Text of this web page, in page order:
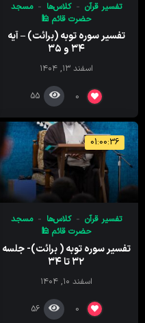
تفسیر قرآن کلاس‌ها
مسجد
حضرت قائم 🕌
تفسیر سوره توبه (برائت) – آیه
۳۴ و ۳۵
اسفند ۱۳, ۱۴۰۴
0
55
01:00:36
تفسیر قرآن کلاس‌ها
مسجد
حضرت قائم 🕌
تفسیر سوره توبه ( برائت)- جلسه
۳۲ تا ۳۴
اسفند ۱۰, ۱۴۰۴
0
56